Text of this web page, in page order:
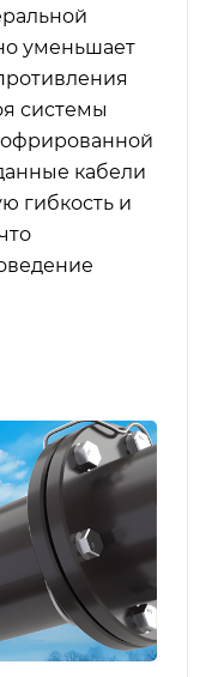
уменьшает
системы
кабели
гибкость и